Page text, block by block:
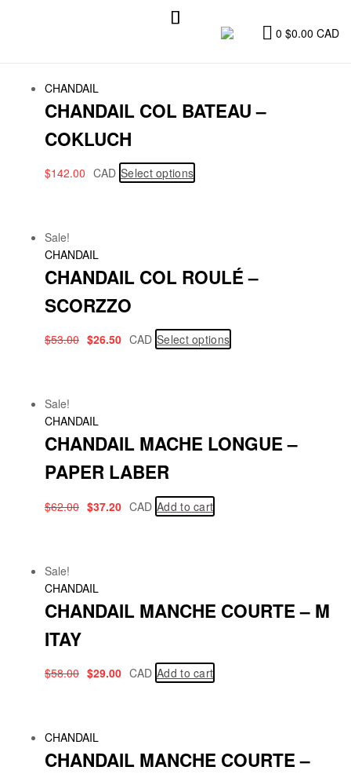
0 $0.00 CAD
CHANDAIL
CHANDAIL COL BATEAU –
COKLUCH
$142.00 CAD Select options
Sale!
CHANDAIL
CHANDAIL COL ROULÉ –
SCORZZO
$53.00 $26.50 CAD Select options
Sale!
CHANDAIL
CHANDAIL MACHE LONGUE –
PAPER LABER
$62.00 $37.20 CAD Add to cart
Sale!
CHANDAIL
CHANDAIL MANCHE COURTE – M
ITAY
$58.00 $29.00 CAD Add to cart
CHANDAIL
CHANDAIL MANCHE COURTE –